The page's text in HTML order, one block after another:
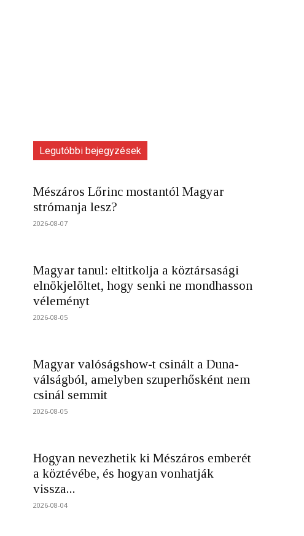
Legutóbbi bejegyzések
Mészáros Lőrinc mostantól Magyar
strómanja lesz?
2026-08-07
Magyar tanul: eltitkolja a köztársasági
elnökjelöltet, hogy senki ne mondhasson
véleményt
2026-08-05
Magyar valóságshow-t csinált a Duna-
válságból, amelyben szuperhősként nem
csinál semmit
2026-08-05
Hogyan nevezhetik ki Mészáros emberét
a köztévébe, és hogyan vonhatják
vissza...
2026-08-04